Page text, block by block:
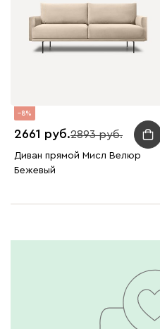
8
2661 2893
Диван прямой Мисл Велюр
Бежевый